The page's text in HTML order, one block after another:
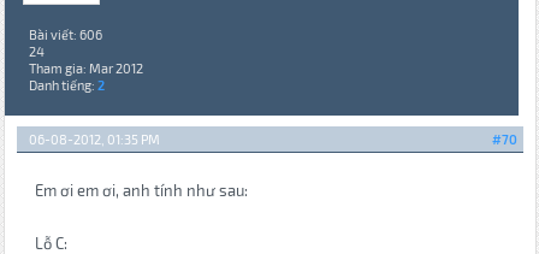
Bài viết: 606
24
Tham gia: Mar 2012
Danh tiếng: 2
#70
06-08-2012, 01:35 PM
Em ơi em ơi, anh tính như sau:
Lỗ C: